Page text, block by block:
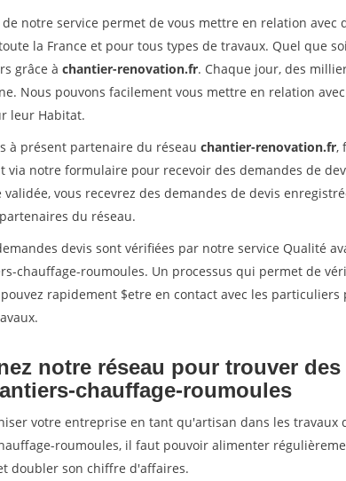
notre service permet de vous mettre en relation avec
la France et pour tous types de travaux. Quel que
grâce à chantier-renovation.fr. Chaque jour, des
Nous pouvons facilement vous mettre en relation
leur Habitat.
à présent partenaire du réseau chantier-renovation.fr,
via notre formulaire pour recevoir des demandes de
validée, vous recevrez des demandes de devis
du réseau.
devis sont vérifiées par notre service Qualité
chauffage-roumoules. Un processus qui permet de
pouvez rapidement $etre en contact avec les
notre réseau pour trouver
chauffage-roumoules
votre entreprise en tant qu'artisan dans les travaux
roumoules, il faut pouvoir alimenter
doubler son chiffre d'affaires.